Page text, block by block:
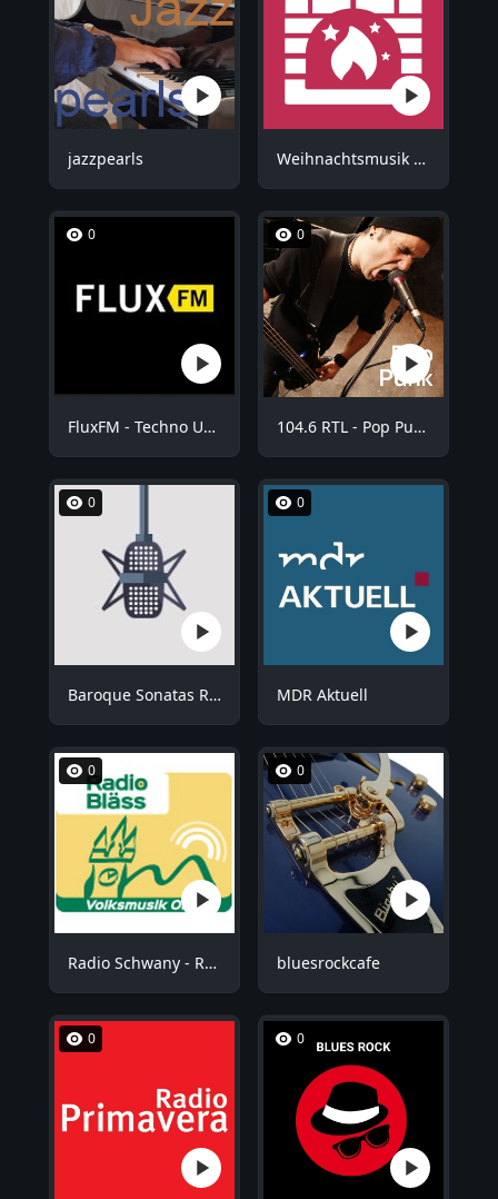
jazzpearls Weihnachtsmusik - Kuschel Weihnachten
0
FluxFM - Techno Underground
0
104.6 RTL - Pop Punk
0
Baroque Sonatas Radio
0
MDR Aktuell
0
Radio Schwany - Radio Bläss
0
bluesrockcafe
0 0